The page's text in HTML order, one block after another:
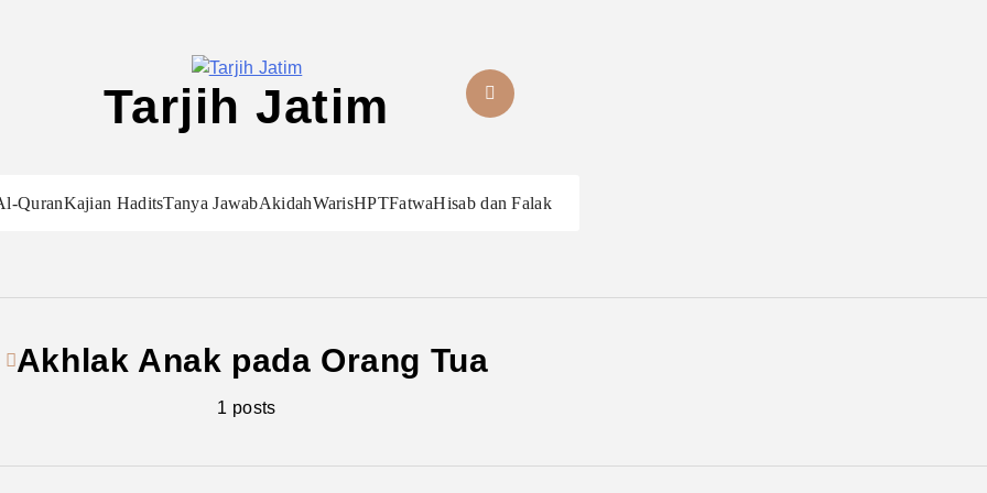
Tarjih Jatim
QuranKajian HaditsTanya JawabAkidahWarisHPTFatwaHisab dan Falak
Akhlak Anak pada Orang Tua
1 posts